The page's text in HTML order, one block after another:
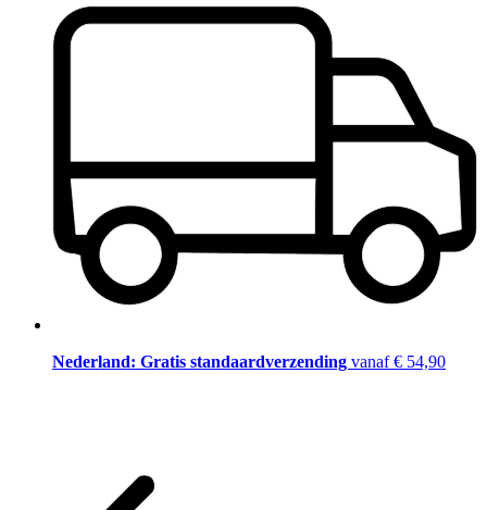
Nederland: Gratis standaardverzending vanaf € 54,90